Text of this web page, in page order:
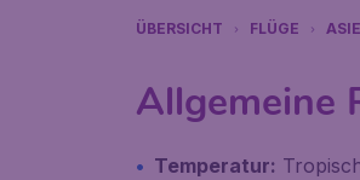
ÜBERSICHT FLÜGE
Allgemeine
Temperatur: